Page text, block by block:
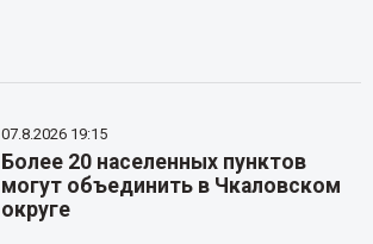
07.8.2026 19:15
Более 20 населенных пунктов
могут объединить в Чкаловском
округе